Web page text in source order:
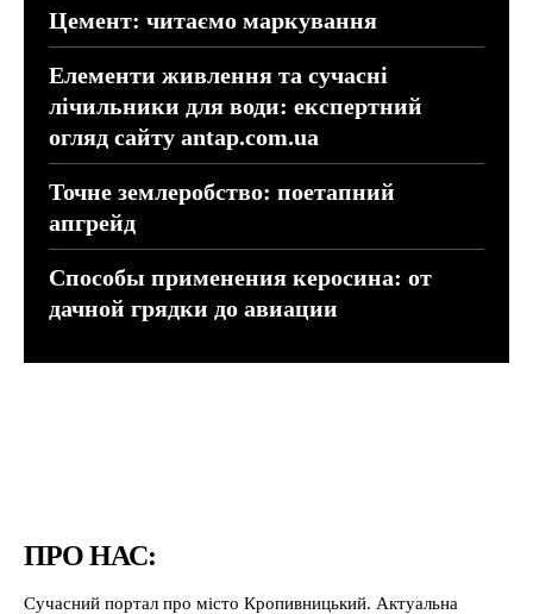
Цемент: читаємо маркування
Елементи живлення та сучасні
лічильники для води: експертний
огляд сайту antap.com.ua
Точне землеробство: поетапний
апгрейд
Способы применения керосина: от
дачной грядки до авиации
ПРО НАС:
Сучасний портал про місто Кропивницький. Актуальна